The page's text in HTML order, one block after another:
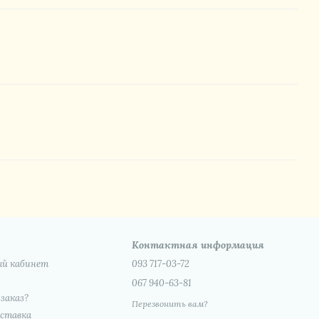
кабинет
Контактная информация
093 717-03-72
067 940-63-81
Перезвонить вам?